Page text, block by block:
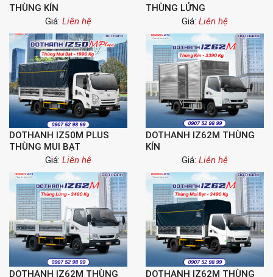
THÙNG KÍN
Giá: Liên hệ
THÙNG LỬNG
Giá: Liên hệ
DOTHANH IZ50M PLUS
THÙNG MUI BẠT
Giá: Liên hệ
DOTHANH IZ62M THÙNG
KÍN
Giá: Liên hệ
DOTHANH IZ62M THÙNG
DOTHANH IZ62M THÙNG